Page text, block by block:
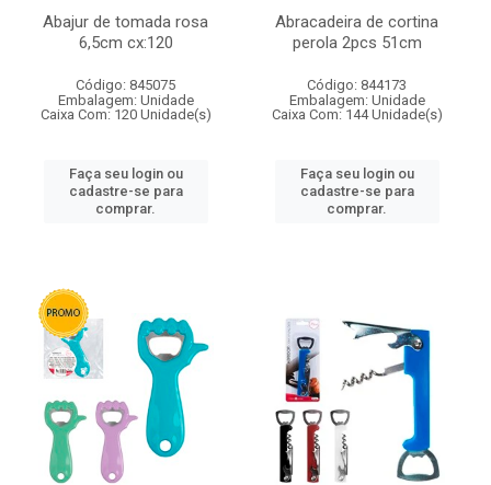
Abajur de tomada rosa
6,5cm cx:120
Código: 845075
Embalagem: Unidade
Caixa Com: 120 Unidade(s)
Faça seu login ou
cadastre-se para
comprar.
Abracadeira de cortina
perola 2pcs 51cm
Código: 844173
Embalagem: Unidade
Caixa Com: 144 Unidade(s)
Faça seu login ou
cadastre-se para
comprar.